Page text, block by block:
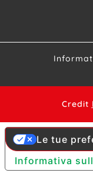
Credit
Informativa
Le tue